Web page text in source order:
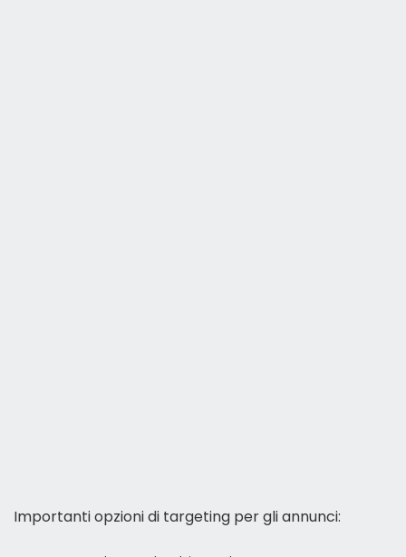
Importanti opzioni di targeting per gli annunci: